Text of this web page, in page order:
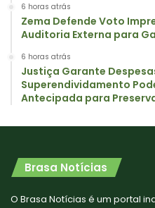
6 horas atrás
Zema Defende Voto
Auditoria Externa para
6 horas atrás
Justiça Garante
Superendividamento
Antecipada para
Brasa Notícias
O Brasa Notícias é um portal